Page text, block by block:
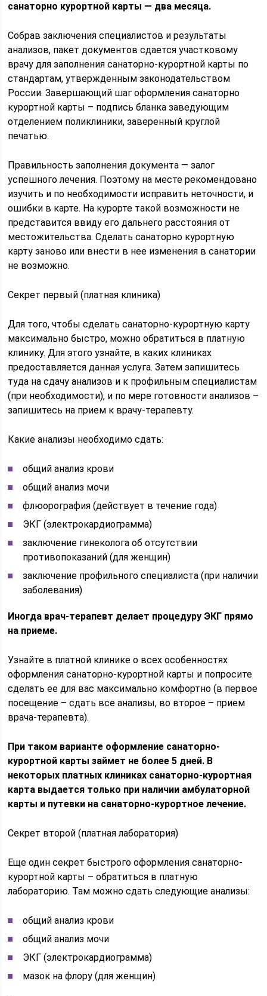
санаторно курортной карты — два месяца.
Собрав заключения специалистов и результаты
анализов, пакет документов сдается участковому
врачу для заполнения санаторно-курортной карты по
стандартам, утвержденным законодательством
России. Завершающий шаг оформления санаторно
курортной карты – подпись бланка заведующим
отделением поликлиники, заверенный круглой
печатью.
Правильность заполнения документа — залог
успешного лечения. Поэтому на месте рекомендовано
изучить и по необходимости исправить неточности, и
ошибки в карте. На курорте такой возможности не
представится ввиду его дальнего расстояния от
местожительства. Сделать санаторно курортную
карту заново или внести в нее изменения в санатории
не возможно.
Секрет первый (платная клиника)
Для того, чтобы сделать санаторно-курортную карту
максимально быстро, можно обратиться в платную
клинику. Для этого узнайте, в каких клиниках
предоставляется данная услуга. Затем запишитесь
туда на сдачу анализов и к профильным специалистам
(при необходимости), и по мере готовности анализов –
запишитесь на прием к врачу-терапевту.
Какие анализы необходимо сдать:
общий анализ крови
общий анализ мочи
флюорография (действует в течение года)
ЭКГ (электрокардиограмма)
заключение гинеколога об отсутствии
противопоказаний (для женщин)
заключение профильного специалиста (при наличии
заболевания)
Иногда врач-терапевт делает процедуру ЭКГ прямо
на приеме.
Узнайте в платной клинике о всех особенностях
оформления санаторно-курортной карты и попросите
сделать ее для вас максимально комфортно (в первое
посещение – сдать все анализы, во второе – прием
врача-терапевта).
При таком варианте оформление санаторно-
курортной карты займет не более 5 дней. В
некоторых платных клиниках санаторно-курортная
карта выдается только при наличии амбулаторной
карты и путевки на санаторно-курортное лечение.
Секрет второй (платная лаборатория)
Еще один секрет быстрого оформления санаторно-
курортной карты – обратиться в платную
лабораторию. Там можно сдать следующие анализы:
общий анализ крови
общий анализ мочи
ЭКГ (электрокардиограмма)
мазок на флору (для женщин)